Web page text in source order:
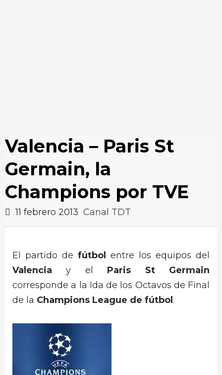
Valencia – Paris St
Germain, la
Champions por TVE
11 febrero 2013 Canal TDT
El partido de fútbol
entre los equipos del
Valenciay el
Paris St Germain
corresponde a la Ida de los Octavos de Final
de la Champions League de fútbol .